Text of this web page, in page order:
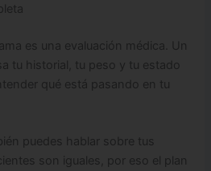
es una evaluación médica. Un
tu historial, tu peso y tu estado
qué está pasando en tu
puedes hablar sobre tus
son iguales, por eso el plan